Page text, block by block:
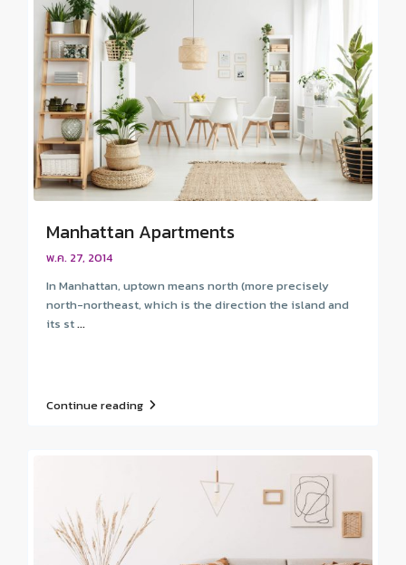
Manhattan Apartments
พ.ค. 27, 2014
In Manhattan, uptown means north (more precisely
north-northeast, which is the direction the island and
its st...
Continue reading